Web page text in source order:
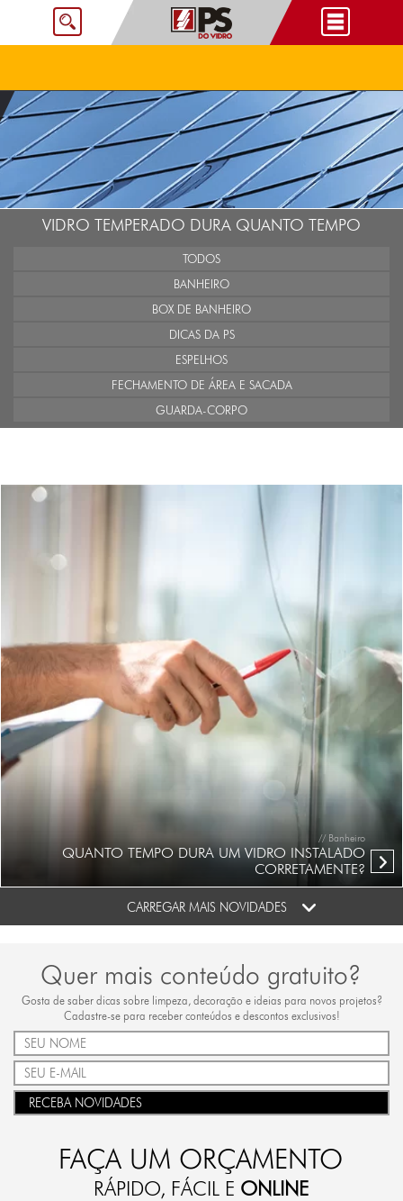
VIDRO TEMPERADO DURA QUANTO TEMPO
TODOS
BANHEIRO
BOX DE BANHEIRO
DICAS DA PS
ESPELHOS
FECHAMENTO DE ÁREA E SACADA
GUARDA-CORPO
// Banheiro
QUANTO TEMPO DURA UM VIDRO INSTALADO
CORRETAMENTE?
CARREGAR MAIS NOVIDADES
Quer mais conteúdo gratuito?
Gosta de saber dicas sobre limpeza, decoração e ideias para novos projetos?
Cadastre-se para receber conteúdos e descontos exclusivos!
RECEBA NOVIDADES
FAÇA UM ORÇAMENTO
RÁPIDO, FÁCIL E ONLINE